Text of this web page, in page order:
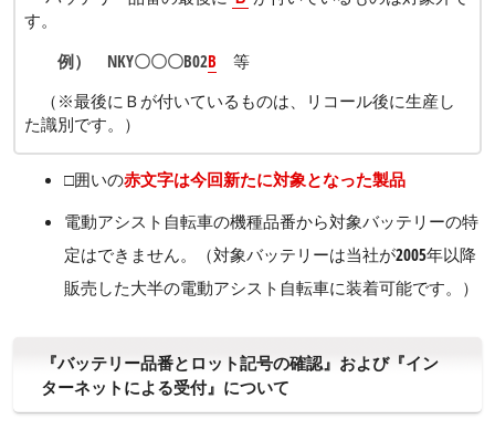
す。
例） NKY〇〇〇B02B 等
（※最後にＢが付いているものは、リコール後に生産し
た識別です。）
□囲いの赤文字は今回新たに対象となった製品
電動アシスト自転車の機種品番から対象バッテリーの特
定はできません。（対象バッテリーは当社が2005年以降
販売した大半の電動アシスト自転車に装着可能です。）
『バッテリー品番とロット記号の確認』および『イン
ターネットによる受付』について